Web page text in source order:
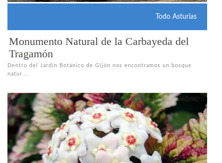
Todo Asturias
Monumento Natural de la Carbayeda del
Tragamón
Dentro del Jardín Botánico de Gijón nos encontramos un bosque
natur...